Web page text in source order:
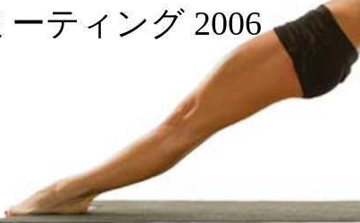
ーティング 2006